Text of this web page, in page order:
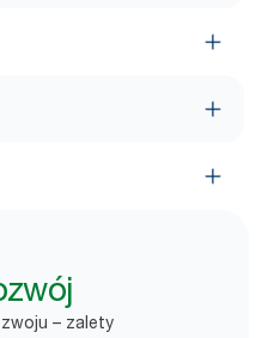
– zalety